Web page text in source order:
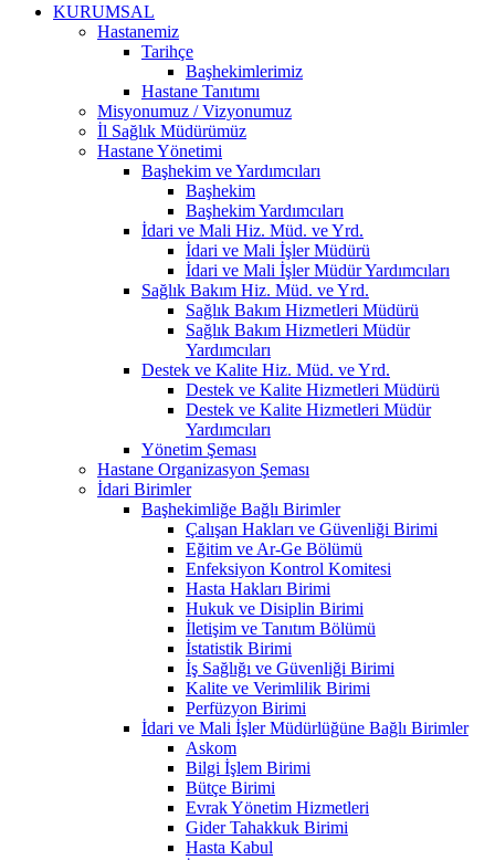
KURUMSAL
Hastanemiz
Tarihçe
Başhekimlerimiz
Hastane Tanıtımı
Misyonumuz / Vizyonumuz
İl Sağlık Müdürümüz
Hastane Yönetimi
Başhekim ve Yardımcıları
Başhekim
Başhekim Yardımcıları
İdari ve Mali Hiz. Müd. ve Yrd.
İdari ve Mali İşler Müdürü
İdari ve Mali İşler Müdür Yardımcıları
Sağlık Bakım Hiz. Müd. ve Yrd.
Sağlık Bakım Hizmetleri Müdürü
Sağlık Bakım Hizmetleri Müdür
Yardımcıları
Destek ve Kalite Hiz. Müd. ve Yrd.
Destek ve Kalite Hizmetleri Müdürü
Destek ve Kalite Hizmetleri Müdür
Yardımcıları
Yönetim Şeması
Hastane Organizasyon Şeması
İdari Birimler
Başhekimliğe Bağlı Birimler
Çalışan Hakları ve Güvenliği Birimi
Eğitim ve Ar-Ge Bölümü
Enfeksiyon Kontrol Komitesi
Hasta Hakları Birimi
Hukuk ve Disiplin Birimi
İletişim ve Tanıtım Bölümü
İstatistik Birimi
İş Sağlığı ve Güvenliği Birimi
Kalite ve Verimlilik Birimi
Perfüzyon Birimi
İdari ve Mali İşler Müdürlüğüne Bağlı Birimler
Askom
Bilgi İşlem Birimi
Bütçe Birimi
Evrak Yönetim Hizmetleri
Gider Tahakkuk Birimi
Hasta Kabul